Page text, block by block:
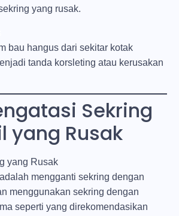
yang rusak.
bau hangus dari sekitar kotak
tanda korsleting atau kerusakan
Sekring
yang Rusak
yang Rusak
mengganti sekring dengan
menggunakan sekring dengan
seperti yang direkomendasikan